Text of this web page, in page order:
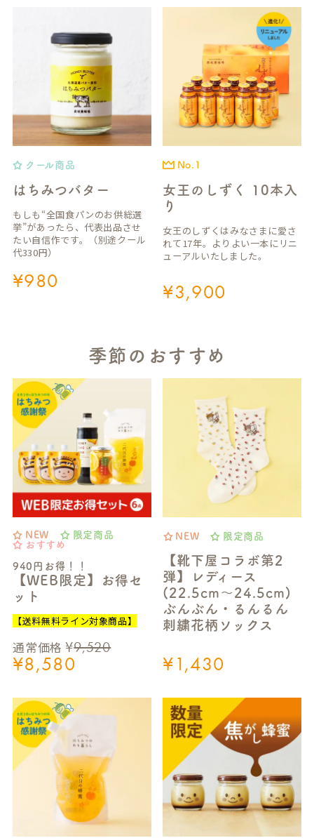
はちみつバター
クール商品
¥980
もしも“全国食パンのお供総選
挙”があったら、代表出品させ
たい自信作です。（別途クール
代330円）
女王のしずく 10本入
り
No.1
¥3,900
女王のしずくはみなさまに愛さ
れて17年。よりよい一本にリニ
ューアルいたしました。
季節のおすすめ
940円お得！！
【WEB限定】お得セ
ット
NEW
限定商品
おすすめ
通常価格 ¥9,520
¥8,580
【送料無料ライン対象商品】
【靴下屋コラボ第2
弾】レディース
(22.5cm～24.5cm)
ぶんぶん・るんるん
刺繍花柄ソックス
NEW 限定商品
¥1,430